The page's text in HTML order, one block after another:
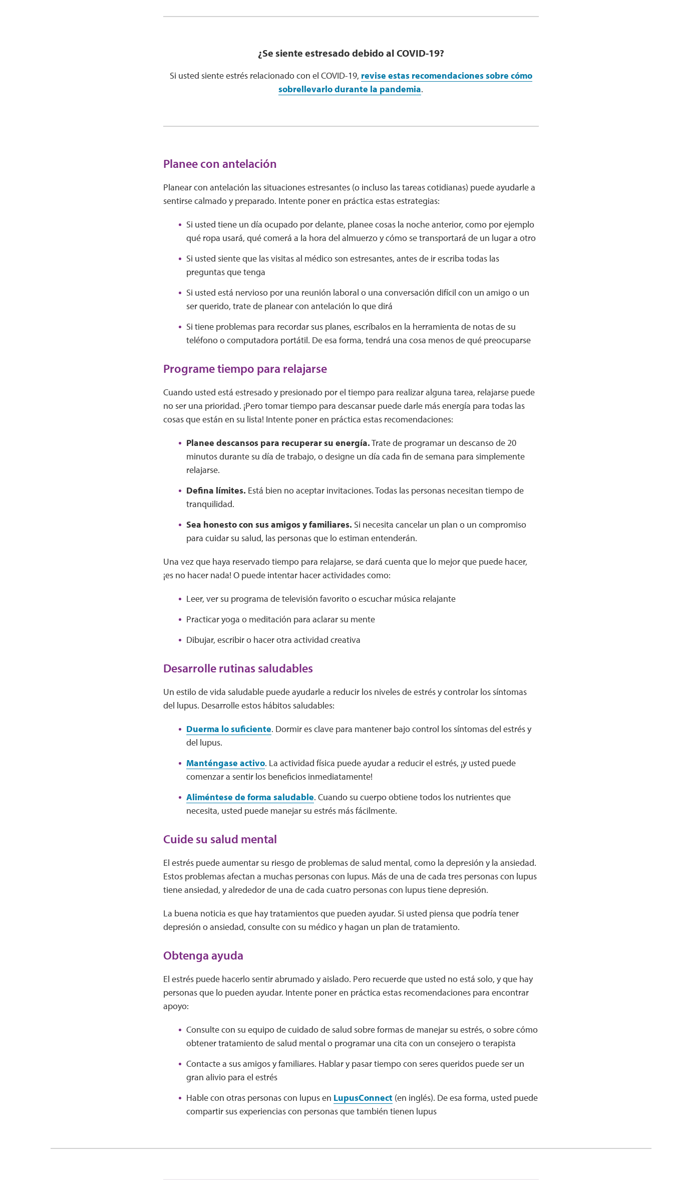
¿Se siente estresado debido al COVID-19?
Si usted siente estrés relacionado con el COVID-19, revise estas recomendaciones sobre cómo
sobrellevarlo durante la pandemia.
Planee con antelación
Planear con antelación las situaciones estresantes (o incluso las tareas cotidianas) puede ayudarle a
sentirse calmado y preparado. Intente poner en práctica estas estrategias:
Si usted tiene un día ocupado por delante, planee cosas la noche anterior, como por ejemplo
qué ropa usará, qué comerá a la hora del almuerzo y cómo se transportará de un lugar a otro
Si usted siente que las visitas al médico son estresantes, antes de ir escriba todas las
preguntas que tenga
Si usted está nervioso por una reunión laboral o una conversación difícil con un amigo o un
ser querido, trate de planear con antelación lo que dirá
Si tiene problemas para recordar sus planes, escríbalos en la herramienta de notas de su
teléfono o computadora portátil. De esa forma, tendrá una cosa menos de qué preocuparse
Programe tiempo para relajarse
Cuando usted está estresado y presionado por el tiempo para realizar alguna tarea, relajarse puede
no ser una prioridad. ¡Pero tomar tiempo para descansar puede darle más energía para todas las
cosas que están en su lista! Intente poner en práctica estas recomendaciones:
Planee descansos para recuperar su energía.Trate de programar un descanso de 20
minutos durante su día de trabajo, o designe un día cada fin de semana para simplemente
relajarse.
Defina límites. Está bien no aceptar invitaciones. Todas las personas necesitan tiempo de
tranquilidad.
Sea honesto con sus amigos y familiares. Si necesita cancelar un plan o un compromiso
para cuidar su salud, las personas que lo estiman entenderán.
Una vez que haya reservado tiempo para relajarse, se dará cuenta que lo mejor que puede hacer,
¡es no hacer nada! O puede intentar hacer actividades como:
Leer, ver su programa de televisión favorito o escuchar música relajante
Practicar yoga o meditación para aclarar su mente
Dibujar, escribir o hacer otra actividad creativa
Desarrolle rutinas saludables
Un estilo de vida saludable puede ayudarle a reducir los niveles de estrés y controlar los síntomas
del lupus. Desarrolle estos hábitos saludables:
Duerma lo suficiente. Dormir es clave para mantener bajo control los síntomas del estrés y
del lupus.
Manténgase activo. La actividad física puede ayudar a reducir el estrés, ¡y usted puede
comenzar a sentir los beneficios inmediatamente!
Aliméntese de forma saludable. Cuando su cuerpo obtiene todos los nutrientes que
necesita, usted puede manejar su estrés más fácilmente.
Cuide su salud mental
El estrés puede aumentar su riesgo de problemas de salud mental, como la depresión y la ansiedad.
Estos problemas afectan a muchas personas con lupus. Más de una de cada tres personas con lupus
tiene ansiedad, y alrededor de una de cada cuatro personas con lupus tiene depresión.
La buena noticia es que hay tratamientos que pueden ayudar. Si usted piensa que podría tener
depresión o ansiedad, consulte con su médico y hagan un plan de tratamiento.
Obtenga ayuda
El estrés puede hacerlo sentir abrumado y aislado. Pero recuerde que usted no está solo, y que hay
personas que lo pueden ayudar. Intente poner en práctica estas recomendaciones para encontrar
apoyo:
Consulte con su equipo de cuidado de salud sobre formas de manejar su estrés, o sobre cómo
obtener tratamiento de salud mental o programar una cita con un consejero o terapista
Contacte a sus amigos y familiares. Hablar y pasar tiempo con seres queridos puede ser un
gran alivio para el estrés
Hable con otras personas con lupus en LupusConnect(en inglés). De esa forma, usted puede
compartir sus experiencias con personas que también tienen lupus